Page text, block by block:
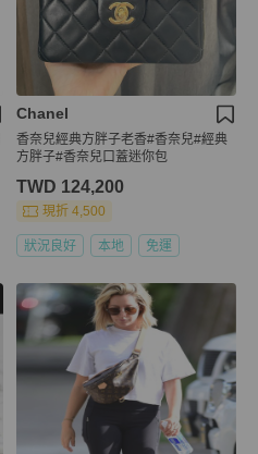
Chanel
香奈兒經典方胖子老香#香奈兒#經典
方胖子#香奈兒口蓋迷你包
TWD 124,200
現折 4,500
狀況良好 本地 免運